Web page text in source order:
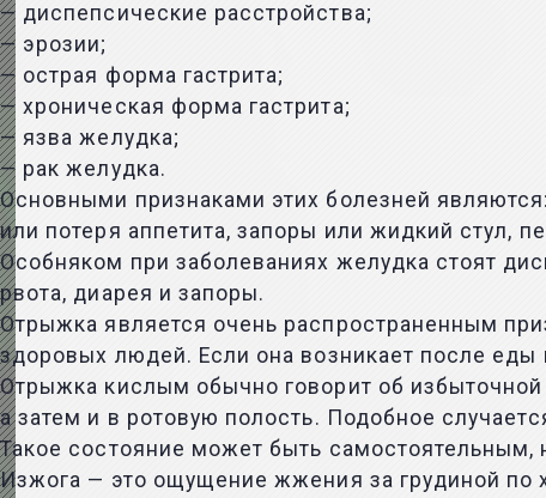
— диспепсические расстройства;
— эрозии;
— острая форма гастрита;
— хроническая форма гастрита;
— язва желудка;
— рак желудка.
Основными признаками этих болезней
или потеря аппетита, запоры или жидкий стул,
Особняком при заболеваниях желудка стоят
рвота, диарея и запоры.
Отрыжка является очень распространенным
здоровых людей. Если она возникает после
Отрыжка кислым обычно говорит об
а затем и в ротовую полость. Подобное
Такое состояние может быть
Изжога — это ощущение жжения за грудиной по